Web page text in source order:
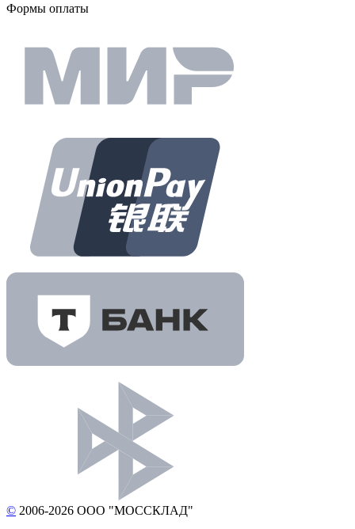
Формы оплаты
© 2006-2026 ООО "МОССКЛАД"